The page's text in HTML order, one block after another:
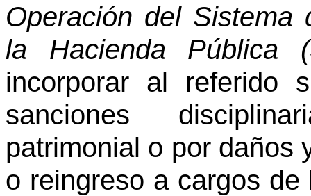
Operación del Sistema
la Hacienda Pública
incorporar al referido
sanciones
patrimonial o por daños
o reingreso a cargos